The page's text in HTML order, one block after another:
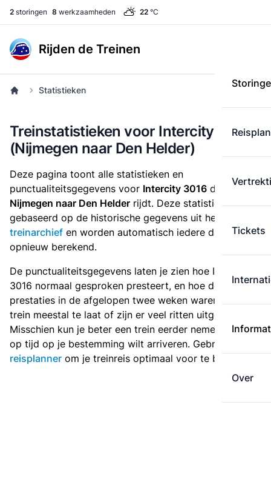
2 storingen 8 werkzaamheden 22 °C
Rijden de Treinen
Tickets
Over
Statistieken
Treinstatistieken voor Intercity 3016
(Nijmegen naar Den Helder)
Deze pagina toont alle statistieken en
punctualiteitsgegevens voor Intercity 3016 die
van
Nijmegen naar Den Helder rijdt. Deze statistieken zijn
gebaseerd op de historische gegevens uit het
treinarchief en worden automatisch iedere dag
opnieuw berekend.
De punctualiteitsgegevens laten je zien hoe Intercity
3016 normaal gesproken presteert, en hoe de
prestaties in de afgelopen twee weken waren. Is deze
trein meestal te laat of zijn er veel ritten uitgevallen?
Misschien kun je beter een trein eerder nemen als je
op tijd op je bestemming wilt arriveren. Gebruik de
reisplanner om je treinreis optimaal voor te bereiden.